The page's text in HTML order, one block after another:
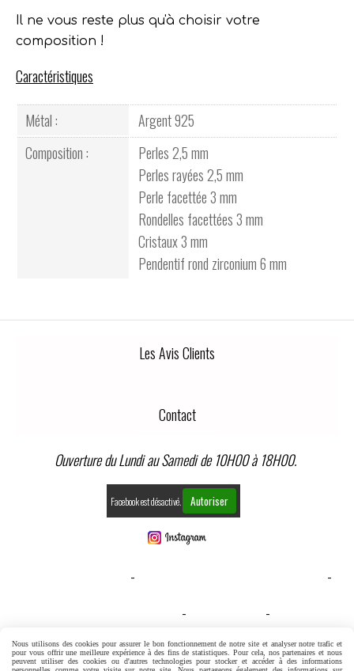
Il ne vous reste plus qu'à choisir votre
composition !
Caractéristiques
Métal :
Argent 925
Composition :
Perles 2,5 mm
Perles rayées 2,5 mm
Perle facettée 3 mm
Rondelles facettées 3 mm
Cristaux 3 mm
Pendentif rond zirconium 6 mm
Les Avis Clients
Contact
Ouverture du Lundi au Samedi de 10H00 à 18H00.
Facebook est désactivé. Autoriser
CONDITIONS GENERALES DE VENTE
Nous utilisons des cookies pour assurer le bon fonctionnement de notre site et analyser notre trafic et
pour vous offrir une meilleure expérience à des fins de statistiques. Pour cela, nos partenaires et nous
peuvent utiliser des cookies ou d'autres technologies pour stocker et accéder à des informations